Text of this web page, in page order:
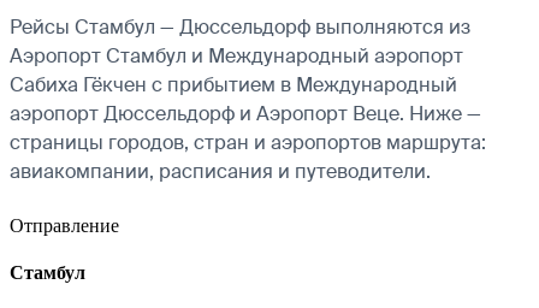
Рейсы Стамбул — Дюссельдорф выполняются из
Аэропорт Стамбул и Международный аэропорт
Сабиха Гёкчен с прибытием в Международный
аэропорт Дюссельдорф и Аэропорт Веце. Ниже —
страницы городов, стран и аэропортов маршрута:
авиакомпании, расписания и путеводители.
Отправление
Стамбул